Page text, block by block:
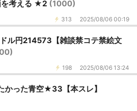
を考える ★2 (1000)
313 2025/08/06 00:19
ドル円214573【雑談禁コテ禁絵文
198 2025/08/06 13:24
かった青空★33【本スレ】